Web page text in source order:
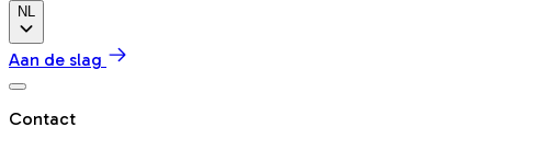
NL
Aan de slag
Contact